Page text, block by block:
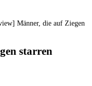
Männer, die auf Ziegen
starren